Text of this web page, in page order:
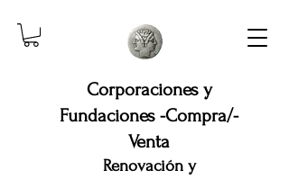
Corporaciones y
Fundaciones -Compra/-
Venta
Renovación y